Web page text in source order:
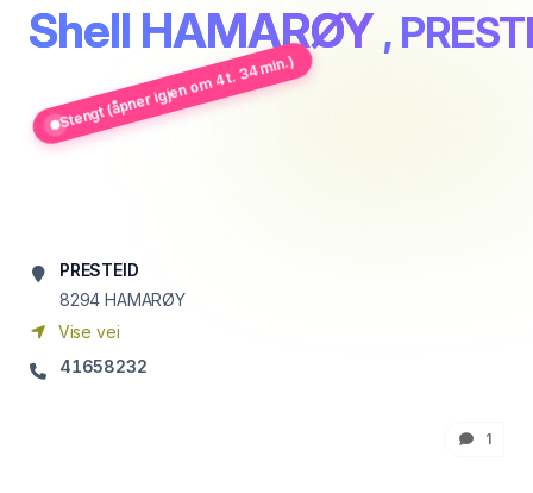
Shell HAMARØY ,
Stengt (åpner igjen om 4 t. 34 min.)
PRESTEID
8294 HAMARØY
Vise vei
41658232
1